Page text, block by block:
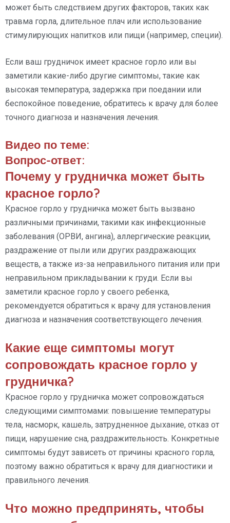
может быть следствием других факторов, таких как
травма горла, длительное плач или использование
стимулирующих напитков или пищи (например, специи).
Если ваш грудничок имеет красное горло или вы
заметили какие-либо другие симптомы, такие как
высокая температура, задержка при поедании или
беспокойное поведение, обратитесь к врачу для более
точного диагноза и назначения лечения.
Видео по теме:
Вопрос-ответ:
Почему у грудничка может быть
красное горло?
Красное горло у грудничка может быть вызвано
различными причинами, такими как инфекционные
заболевания (ОРВИ, ангина), аллергические реакции,
раздражение от пыли или других раздражающих
веществ, а также из-за неправильного питания или при
неправильном прикладывании к груди. Если вы
заметили красное горло у своего ребенка,
рекомендуется обратиться к врачу для установления
диагноза и назначения соответствующего лечения.
Какие еще симптомы могут
сопровождать красное горло у
грудничка?
Красное горло у грудничка может сопровождаться
следующими симптомами: повышение температуры
тела, насморк, кашель, затрудненное дыхание, отказ от
пищи, нарушение сна, раздражительность. Конкретные
симптомы будут зависеть от причины красного горла,
поэтому важно обратиться к врачу для диагностики и
правильного лечения.
Что можно предпринять, чтобы